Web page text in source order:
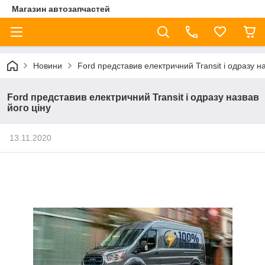
Магазин автозапчастей
Новини Ford представив електричний Transit і одразу
Ford представив електричний Transit і одразу назвав
його ціну
13.11.2020